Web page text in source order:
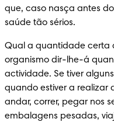
que, caso nasça antes
saúde tão sérios.
Qual a quantidade certa
organismo dir-lhe-á
actividade. Se tiver
quando estiver a realizar
andar, correr, pegar nos
embalagens pesadas,